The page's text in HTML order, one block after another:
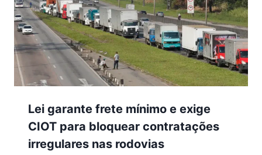
Lei garante frete mínimo e exige
CIOT para bloquear contratações
irregulares nas rodovias